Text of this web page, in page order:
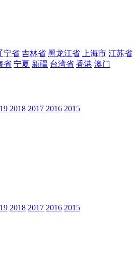
宁省 吉林省 黑龙江省 上海市 江苏省
省 宁夏 新疆 台湾省 香港 澳门
2018 2017 2016 2015
2018 2017 2016 2015